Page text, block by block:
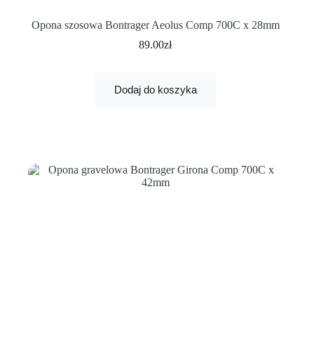
Opona szosowa Bontrager Aeolus Comp 700C x 28mm
89.00zł
Dodaj do koszyka